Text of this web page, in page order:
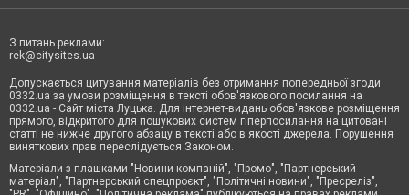
З питань реклами:
rek@citysites.ua
Допускається цитування матеріалів без отримання попередньої згоди
0332.ua за умови розміщення в тексті обов'язкового посилання на
0332.ua - Сайт міста Луцька. Для інтернет-видань обов'язкове розміщення
прямого, відкритого для пошукових систем гіперпосилання на цитовані
статті не нижче другого абзацу в тексті або в якості джерела. Порушення
виняткових прав переслідується Законом.
Матеріали з плашками "Новини компаній", "Промо", "Партнерський
матеріал", "Партнерський спецпроєкт", "Політичні новини", "Пресреліз",